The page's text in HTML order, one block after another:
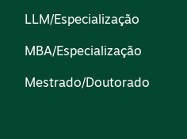
LLM/Especialização
MBA/Especialização
Mestrado/Doutorado